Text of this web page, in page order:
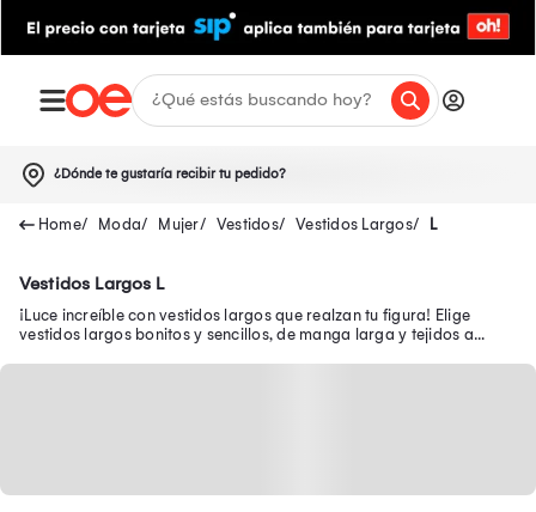
¿Dónde te gustaría recibir tu pedido?
Moda Mujer Vestidos Vestidos Largos L
Vestidos Largos L
¡Luce increíble con vestidos largos que realzan tu figura! Elige
vestidos largos bonitos y sencillos, de manga larga y tejidos a